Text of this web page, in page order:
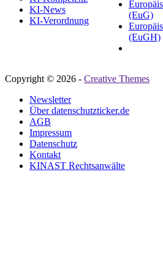
KI-News
KI-Verordnung
(EuG)
(EuGH)
Copyright © 2026 - Creative Themes
Newsletter
Über datenschutzticker.de
AGB
Impressum
Datenschutz
Kontakt
KINAST Rechtsanwälte